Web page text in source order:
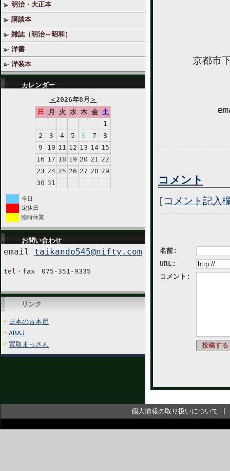
明治・大正本
講談本
雑誌（明治～昭和）
洋書
洋装本
カレンダー
＜2026年8月 ＞
日
月 火 水 木 金 土
1
2
3 4 5 6 7
8
9
10 11 12 13 14 15
16 17 18 19 20 21 22
23 24 25 26 27 28 29
30 31
今日
定休日
臨時休業
お問い合わせ
email taikando545@nifty.com
tel・fax 075-351-9335
リンク
日本の古本屋
ABAJ
買取まっさん
京都市
コメント
[ コメント記入
名前:
URL:
コメント:
個人情報の取り扱いについて